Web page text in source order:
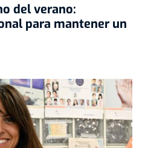
del verano:
para mantener un